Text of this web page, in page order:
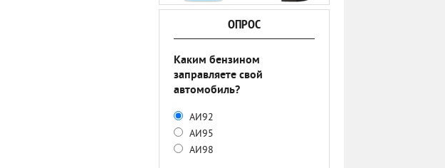
ОПРОС
Каким бензином
заправляете свой
автомобиль?
АИ92
АИ95
АИ98